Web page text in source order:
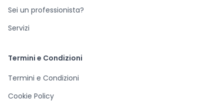
Sei un professionista?
Servizi
Termini e Condizioni
Termini e Condizioni
Cookie Policy